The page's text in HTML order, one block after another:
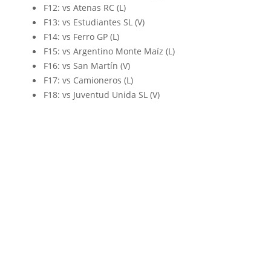
F12: vs Atenas RC (L)
F13: vs Estudiantes SL (V)
F14: vs Ferro GP (L)
F15: vs Argentino Monte Maíz (L)
F16: vs San Martín (V)
F17: vs Camioneros (L)
F18: vs Juventud Unida SL (V)